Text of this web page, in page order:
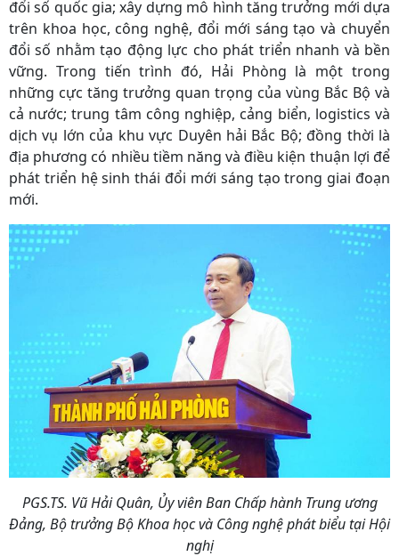
đổi số quốc gia; xây dựng mô hình tăng trưởng mới dựa
trên khoa học, công nghệ, đổi mới sáng tạo và chuyển
đổi số nhằm tạo động lực cho phát triển nhanh và bền
vững. Trong tiến trình đó, Hải Phòng là một trong
những cực tăng trưởng quan trọng của vùng Bắc Bộ và
cả nước; trung tâm công nghiệp, cảng biển, logistics và
dịch vụ lớn của khu vực Duyên hải Bắc Bộ; đồng thời là
địa phương có nhiều tiềm năng và điều kiện thuận lợi để
phát triển hệ sinh thái đổi mới sáng tạo trong giai đoạn
mới.
PGS.TS. Vũ Hải Quân, Ủy viên Ban Chấp hành Trung ương
Đảng, Bộ trưởng Bộ Khoa học và Công nghệ phát biểu tại Hội
nghị